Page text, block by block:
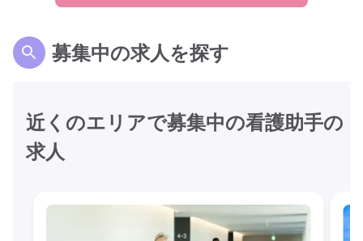
募集中の求人を探す
近くのエリアで募集中の看護助手の
求人